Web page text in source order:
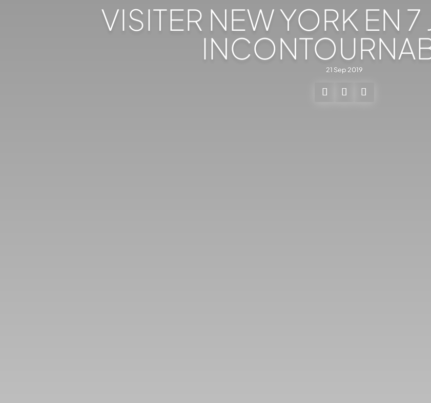
VISITER NEW YORK EN 7
21 Sep 2019